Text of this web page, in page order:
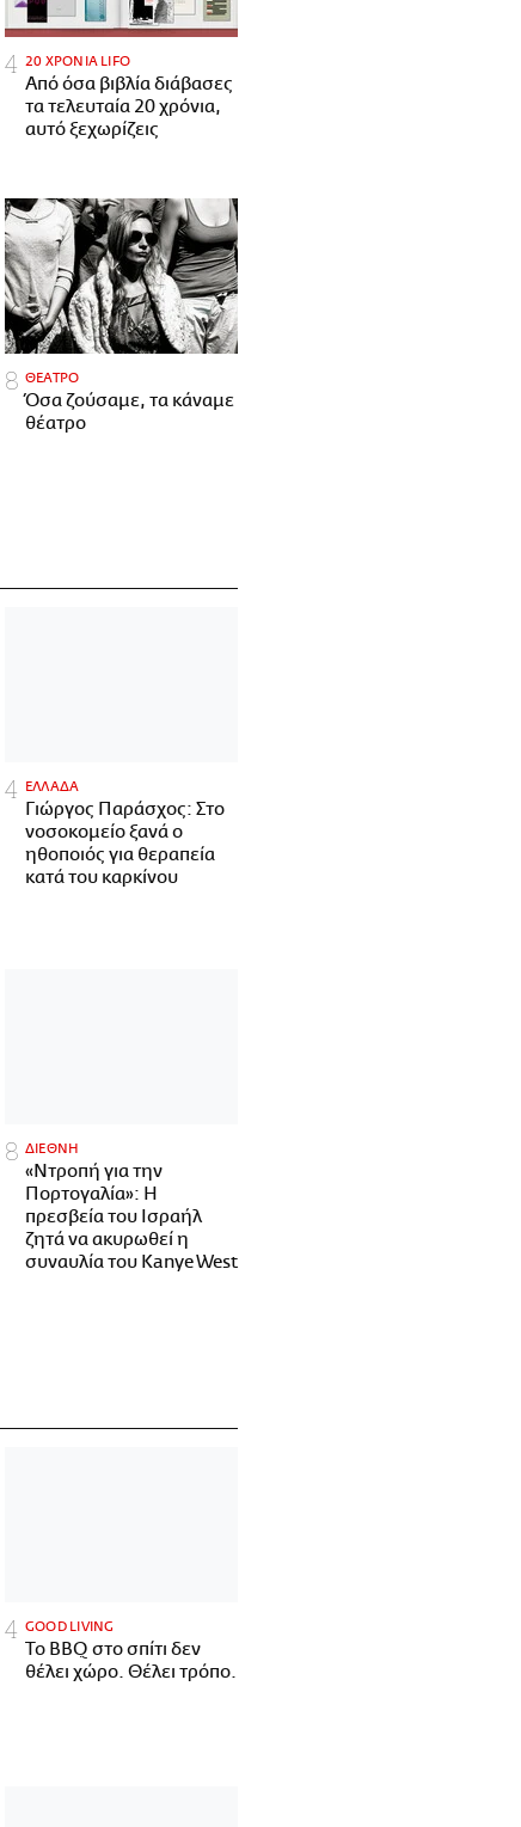
20 ΧΡΟΝΙΑ LIFO
Από όσα βιβλία διάβασες
τα τελευταία 20 χρόνια,
αυτό ξεχωρίζεις
ΘΕΑΤΡΟ
Όσα ζούσαμε, τα κάναμε
θέατρο
ΕΛΛΑΔΑ
Γιώργος Παράσχος: Στο
νοσοκομείο ξανά ο
ηθοποιός για θεραπεία
κατά του καρκίνου
ΔΙΕΘΝΗ
«Ντροπή για την
Πορτογαλία»: Η
πρεσβεία του Ισραήλ
ζητά να ακυρωθεί η
συναυλία του Kanye West
GOOD LIVING
Το BBQ στο σπίτι δεν
θέλει χώρο. Θέλει τρόπο.